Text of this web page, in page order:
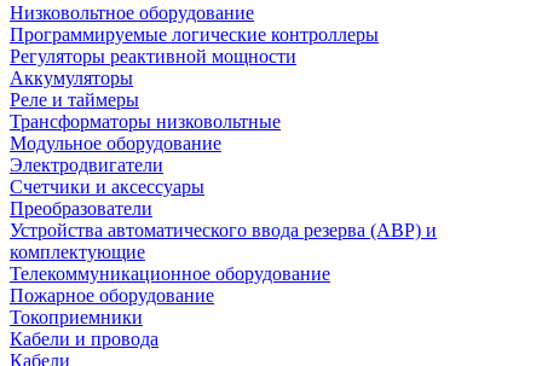
Низковольтное оборудование
Программируемые логические контроллеры
Регуляторы реактивной мощности
Аккумуляторы
Реле и таймеры
Трансформаторы низковольтные
Модульное оборудование
Электродвигатели
Счетчики и аксессуары
Преобразователи
Устройства автоматического ввода резерва (АВР) и
комплектующие
Телекоммуникационное оборудование
Пожарное оборудование
Токоприемники
Кабели и провода
Кабели